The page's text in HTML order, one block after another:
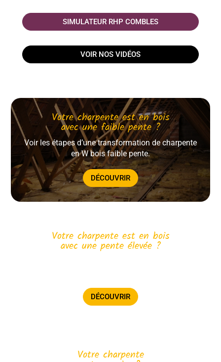
SIMULATEUR RHP COMBLES
VOIR NOS VIDÉOS
Votre charpente est en bois
avec une faible pente ?
Voir les étapes d’une transformation de charpente
en W bois faible pente.
DÉCOUVRIR
Votre charpente est en bois
avec une pente élevée ?
DÉCOUVRIR
Votre charpente